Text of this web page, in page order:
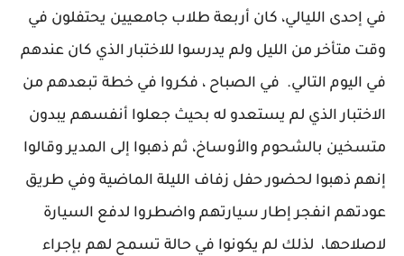
في إحدى الليالي، كان أربعة طلاب جامعيين يحتفلون في
وقت متأخر من الليل ولم يدرسوا للاختبار الذي كان عندهم
في اليوم التالي. في الصباح ، فكروا في خطة تبعدهم من
الاختبار الذي لم يستعدو له بحيث جعلوا أنفسهم يبدون
متسخين بالشحوم والأوساخ، ثم ذهبوا إلى المدير وقالوا
إنهم ذهبوا لحضور حفل زفاف الليلة الماضية وفي طريق
عودتهم انفجر إطار سيارتهم واضطروا لدفع السيارة
لاصلاحها، لذلك لم يكونوا في حالة تسمح لهم بإجراء